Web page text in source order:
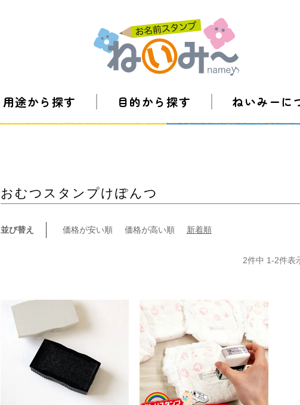
用途から探す 目的から探す ねいみーに
おむつスタンプけぽんつ
並び替え 価格が安い順 価格が高い順 新着順
2件中 1-2件表